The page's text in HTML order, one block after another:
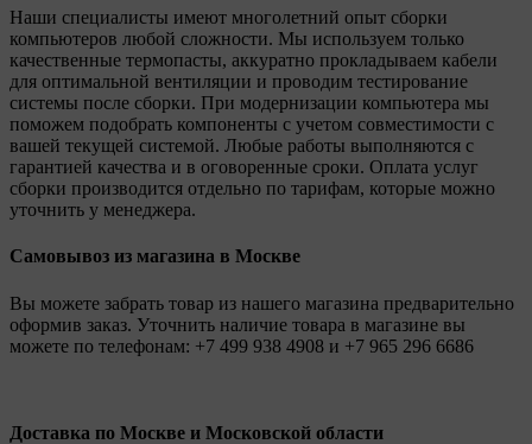
Наши специалисты имеют многолетний опыт сборки
компьютеров любой сложности. Мы используем только
качественные термопасты, аккуратно прокладываем кабели
для оптимальной вентиляции и проводим тестирование
системы после сборки. При модернизации компьютера мы
поможем подобрать компоненты с учетом совместимости с
вашей текущей системой. Любые работы выполняются с
гарантией качества и в оговоренные сроки. Оплата услуг
сборки производится отдельно по тарифам, которые можно
уточнить у менеджера.
Самовывоз из магазина в Москве
Вы можете забрать товар из нашего магазина предварительно
оформив заказ. Уточнить наличие товара в магазине вы
можете по телефонам: +7 499 938 4908 и +7 965 296 6686
Доставка по Москве и Московской области